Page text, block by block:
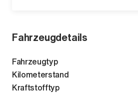
Fahrzeugdetails
Fahrzeugtyp
Kilometerstand
Kraftstofftyp